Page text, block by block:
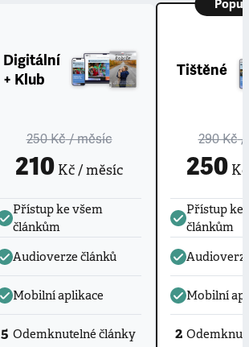
Digitální
+ Klub
250 Kč/ měsíc
210 Kč / měsíc
Přístup ke všem
článkům
Audioverze článků
Mobilní aplikace
5 Odemknutelné články
Tištěné
290 Kč/
250Kč
Přístup ke
článkům
Mobilní
2